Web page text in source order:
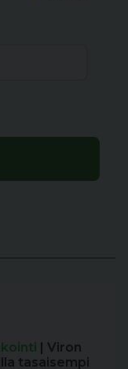
| Viron
tasaisempi